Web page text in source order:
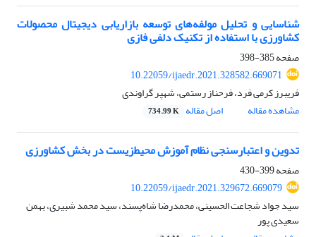
شناسایی و تحلیل مولفه‌های توسعه بازاریابی دیجیتال محصولات
کشاورزی با استفاده از تکنیک دلفی فازی
صفحه385-398
10.22059/ijaedr.2021.328582.669071
فریبرز کرمی فرد، فرحناز رستمی، شهپر گراوندی
مشاهده مقاله
اصل مقاله 734.99 K
تدوین و اعتبار‌سنجی نظام آموزش محیط‌زیست در بخش کشاورزی
صفحه399-430
10.22059/ijaedr.2021.329672.669079
سید جواد شجاعت الحسینی، محمدرضا شاه‌پسند، سید محمد شبیری، بهمن
سعیدی پور